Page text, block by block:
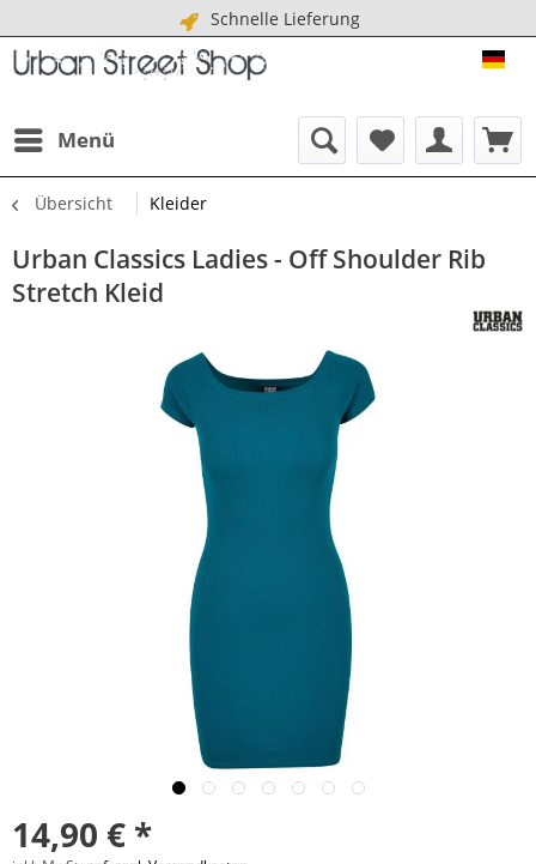
Schnelle Lieferung
Menü
Übersicht Kleider
Urban Classics Ladies - Off Shoulder Rib
Stretch Kleid
14,90 € *